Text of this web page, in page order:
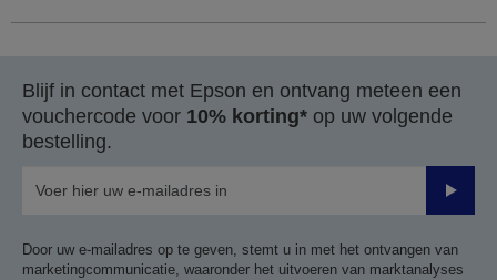
Blijf in contact met Epson en ontvang meteen een
vouchercode voor 10% korting* op uw volgende
bestelling.
Door uw e-mailadres op te geven, stemt u in met het ontvangen van
marketingcommunicatie, waaronder het uitvoeren van marktanalyses